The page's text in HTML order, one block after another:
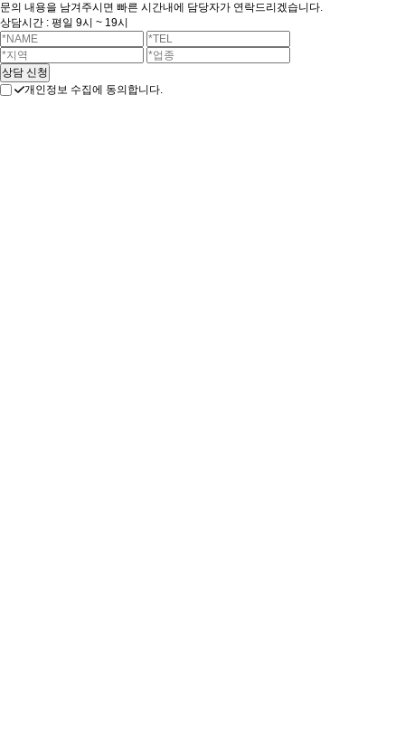
문의 내용을 남겨주시면 빠른 시간내에 담당자가 연락드리겠습니다.
상담시간 : 평일 9시 ~ 19시
개인정보 수집에 동의합니다.